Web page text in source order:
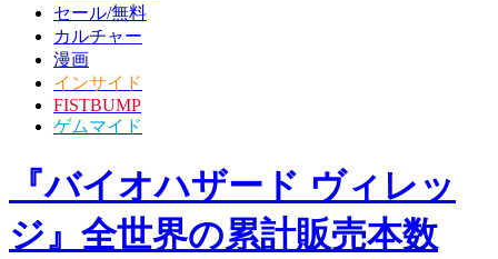
セール/無料
カルチャー
漫画
インサイド
FISTBUMP
ゲムマイド
『バイオハザード ヴィレッ
ジ』全世界の累計販売本数